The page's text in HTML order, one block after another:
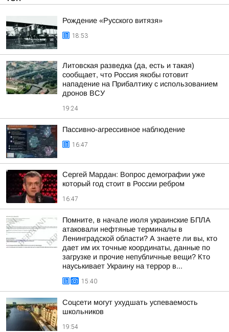
Рождение «Русского витязя»
18:53
Литовская разведка (да, есть и такая)
сообщает, что Россия якобы готовит
нападение на Прибалтику с использованием
дронов ВСУ
19:24
Пассивно-агрессивное наблюдение
16:47
Сергей Мардан: Вопрос демографии уже
который год стоит в России ребром
16:47
Помните, в начале июля украинские БПЛА
атаковали нефтяные терминалы в
Ленинградской области? А знаете ли вы, кто
дает им их точные координаты, данные по
загрузке и прочие непубличные вещи? Кто
науськивает Украину на террор в...
15:40
Соцсети могут ухудшать успеваемость
школьников
19:54